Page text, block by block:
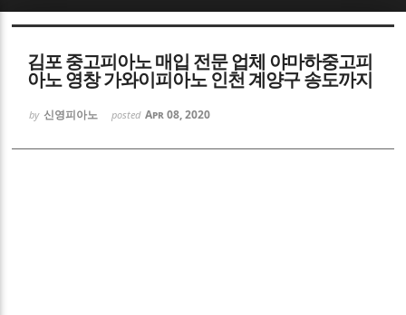
김포 중고피아노 매입 전문 업체 야마하중고피
아노 영창 가와이피아노 인천 계양구 송도까지
by 신영피아노 posted Apr 08, 2020
Sketchbook5, 스케치북5